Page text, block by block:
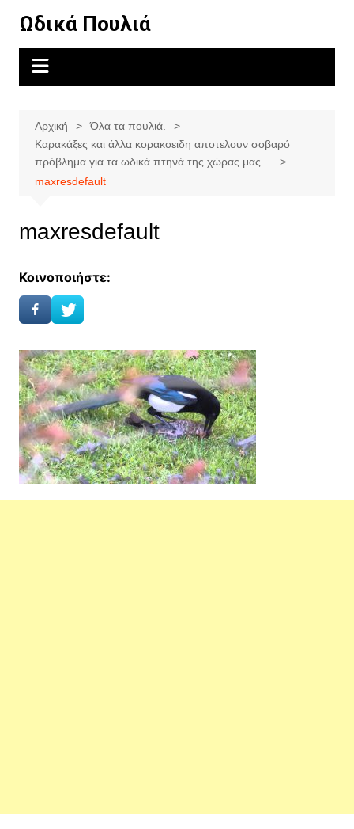
περιεχόμενο
Ωδικά Πουλιά
Αρχική
Όλα τα πουλιά.
Καρακάξες και άλλα κορακοειδη αποτελουν σοβαρό
πρόβλημα για τα ωδικά πτηνά της χώρας μας…
maxresdefault
maxresdefault
Κοινοποιήστε: